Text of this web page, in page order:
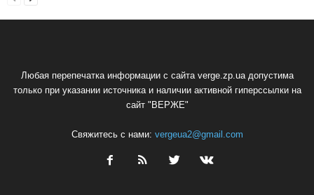
Любая перепечатка информации с сайта verge.zp.ua допустима
только при указании источника и наличии активной гиперссылки на
сайт "ВЕРЖЕ"
Свяжитесь с нами: vergeua2@gmail.com